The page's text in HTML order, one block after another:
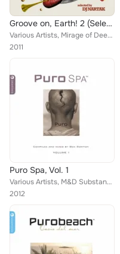
Groove on, Earth! 2 (Selected by DJ Nartak)
Various Artists, Mirage of Deep, Northbound, Lemongrass, Jasmon, Weathertunes, Gushi & Raffunk, Glam Sam and His Combo, Unisein,...
2011
Puro Spa, Vol. 1
Various Artists, M&D Substance, Mirage of Deep, Art Demoir, Xplore, Sebastian Strzesniewski, Can Value, The Charlie North Michae...
2012